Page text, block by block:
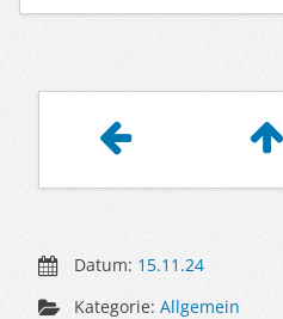
Datum: 15.11.24
Kategorie:Allgemein